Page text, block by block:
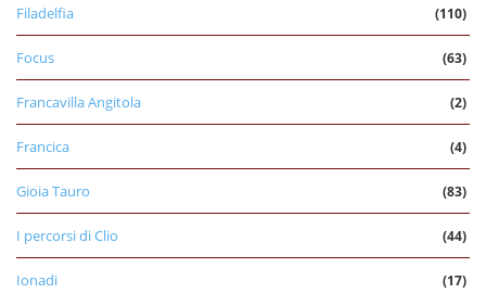
Filadelfia (110)
Focus (63)
Francavilla Angitola (2)
Francica (4)
Gioia Tauro (83)
I percorsi di Clio (44)
Ionadi (17)